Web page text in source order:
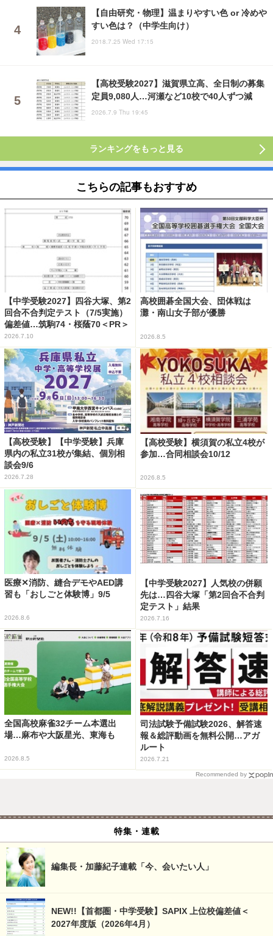
【自由研究・物理】温まりやすい色 or 冷めや
すい色は？（中学生向け）
2018.7.25 Wed 17:15
【高校受験2027】滋賀県立高、全日制の募集
定員9,080人…河瀬など10校で40人ずつ減
2026.7.9 Thu 19:45
ランキングをもっと見る
こちらの記事もおすすめ
【中学受験2027】四谷大塚、第2
回合不合判定テスト（7/5実施）
偏差値…筑駒74・桜蔭70＜PR＞
2026.7.10
高校囲碁全国大会、団体戦は
灘・南山女子部が優勝
2026.8.5
【高校受験】【中学受験】兵庫
県内の私立31校が集結、個別相
談会9/6
2026.7.28
【高校受験】横須賀の私立4校が
参加…合同相談会10/12
2026.8.5
医療✕消防、縫合デモやAED講
習も「おしごと体験博」9/5
2026.8.6
【中学受験2027】人気校の併願
先は…四谷大塚「第2回合不合判
定テスト」結果
2026.7.16
全国高校麻雀32チーム本選出
場…麻布や大阪星光、東海も
2026.8.5
司法試験予備試験2026、解答速
報＆総評動画を無料公開…アガ
ルート
2026.7.21
Recommended by
特集・連載
編集長・加藤紀子連載「今、会いたい人」
NEW!!【首都圏・中学受験】SAPIX 上位校偏差値＜
2027年度版（2026年4月）